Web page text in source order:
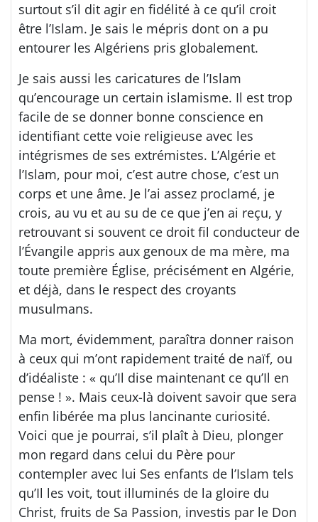
surtout s’il dit agir en fidélité à ce qu’il croit
être l’Islam. Je sais le mépris dont on a pu
entourer les Algériens pris globalement.
Je sais aussi les caricatures de l’Islam
qu’encourage un certain islamisme. Il est trop
facile de se donner bonne conscience en
identifiant cette voie religieuse avec les
intégrismes de ses extrémistes. L’Algérie et
l’Islam, pour moi, c’est autre chose, c’est un
corps et une âme. Je l’ai assez proclamé, je
crois, au vu et au su de ce que j’en ai reçu, y
retrouvant si souvent ce droit fil conducteur de
l’Évangile appris aux genoux de ma mère, ma
toute première Église, précisément en Algérie,
et déjà, dans le respect des croyants
musulmans.
Ma mort, évidemment, paraîtra donner raison
à ceux qui m’ont rapidement traité de naïf, ou
d’idéaliste : « qu’Il dise maintenant ce qu’Il en
pense ! ». Mais ceux-là doivent savoir que sera
enfin libérée ma plus lancinante curiosité.
Voici que je pourrai, s’il plaît à Dieu, plonger
mon regard dans celui du Père pour
contempler avec lui Ses enfants de l’Islam tels
qu’Il les voit, tout illuminés de la gloire du
Christ, fruits de Sa Passion, investis par le Don